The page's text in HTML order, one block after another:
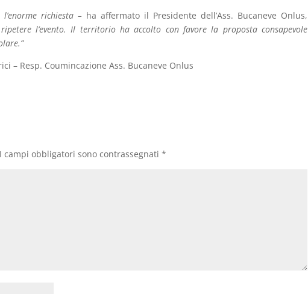
richiesta – ha affermato il Presidente dell’Ass. Bucaneve Onlus,
l’evento. Il territorio ha accolto con favore la proposta consapevole
– Resp. Coumincazione Ass. Bucaneve Onlus
I campi obbligatori sono contrassegnati *